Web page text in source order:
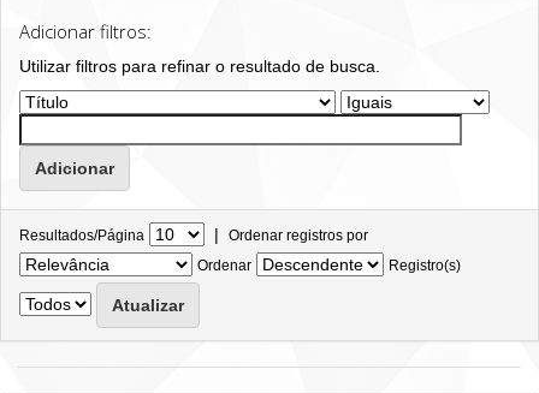
Adicionar filtros:
Utilizar filtros para refinar o resultado de busca.
Resultados/Página | Ordenar registros por
Ordenar
Registro(s)